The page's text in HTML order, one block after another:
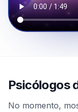
Psicólogos
No momento,